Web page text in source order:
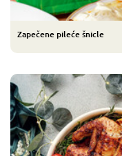
Zapečene pileće šnicle